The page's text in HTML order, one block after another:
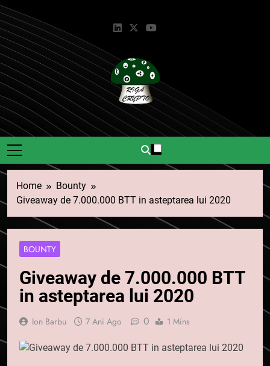
Skip
to
content
Riga Crypto
Știri Și Informații Despre
Criptomonede.
Home
Bounty
Giveaway de 7.000.000 BTT in asteptarea lui 2020
BOUNTY
Giveaway de 7.000.000 BTT
in asteptarea lui 2020
Ion Barbu 7 Ani Ago 0 1 Mins